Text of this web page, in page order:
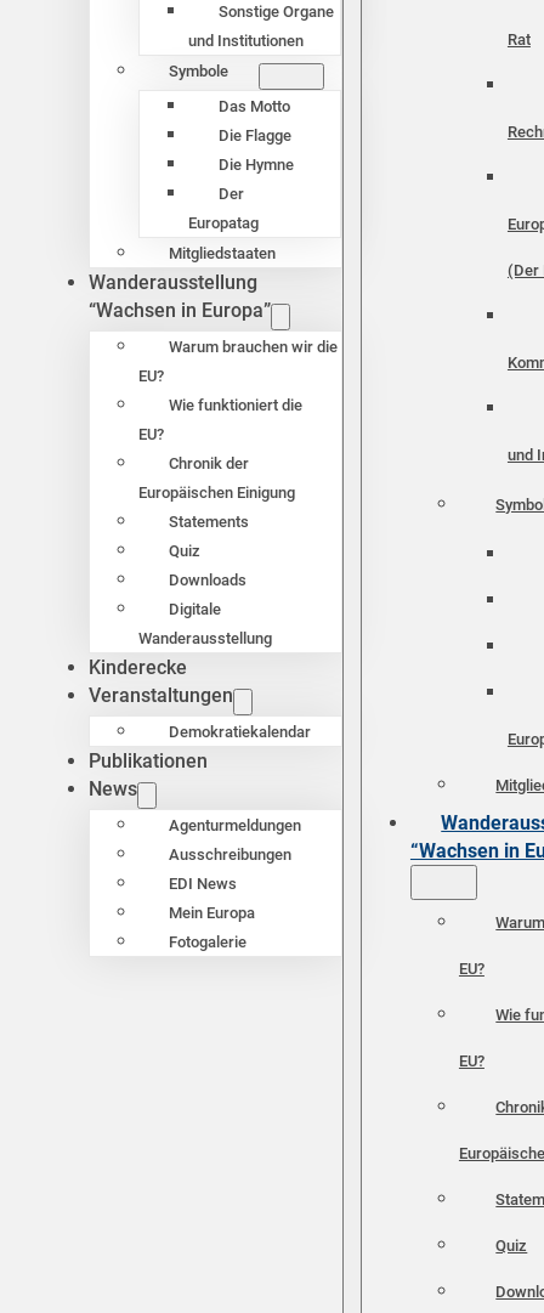
Sonstige Organe
und Institutionen
Symbole
Das Motto
Die Flagge
Die Hymne
Der
Europatag
Mitgliedstaaten
Wanderausstellung
“Wachsen in Europa”
Warum brauchen wir die
EU?
Wie funktioniert die
EU?
Chronik der
Europäischen Einigung
Statements
Quiz
Downloads
Digitale
Wanderausstellung
Kinderecke
Veranstaltungen
Demokratiekalendar
Publikationen
News
Agenturmeldungen
Ausschreibungen
EDI News
Mein Europa
Fotogalerie
Rat
(Der
und
“Wachsen in
EU?
Wie
EU?
Quiz